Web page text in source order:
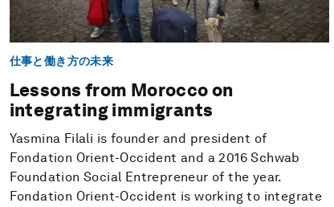
仕事と働き方の未来
Lessons from Morocco on
integrating immigrants
Yasmina Filali is founder and president of
Fondation Orient-Occident and a 2016 Schwab
Foundation Social Entrepreneur of the year.
Fondation Orient-Occident is working to integrate